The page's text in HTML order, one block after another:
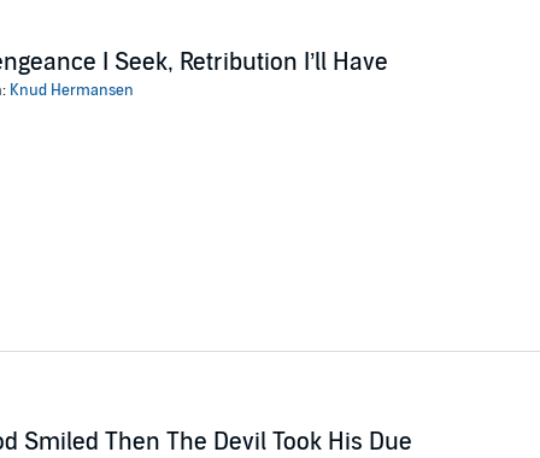
I Seek, Retribution I’ll Have
Knud Hermansen
Smiled Then The Devil Took His Due